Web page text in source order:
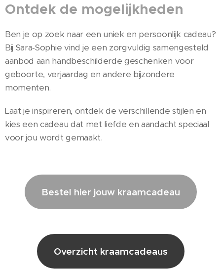
Ontdek de mogelijkheden
Ben je op zoek naar een uniek en persoonlijk cadeau?
Bij Sara‑Sophie vind je een zorgvuldig samengesteld
aanbod aan handbeschilderde geschenken voor
geboorte, verjaardag en andere bijzondere
momenten.
Laat je inspireren, ontdek de verschillende stijlen en
kies een cadeau dat met liefde en aandacht speciaal
voor jou wordt gemaakt.
Bestel hier jouw kraamcadeau
Overzicht kraamcadeaus